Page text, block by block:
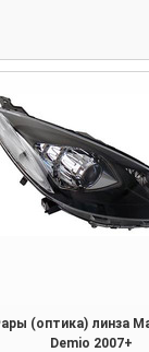
(оптика) линза
Demio 2007+